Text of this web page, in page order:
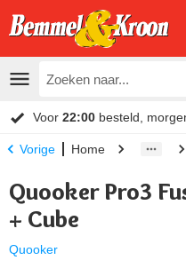
Voor 22:00 besteld,
Vorige Home
Quooker Pro3
+ Cube
Quooker